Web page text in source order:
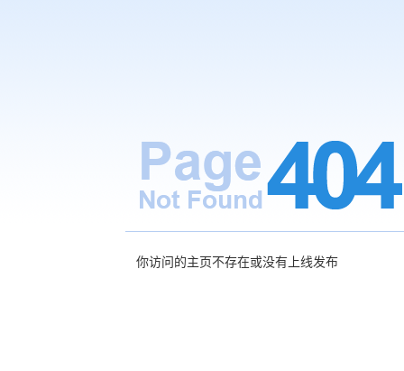
你访问的主页不存在或没有上线发布